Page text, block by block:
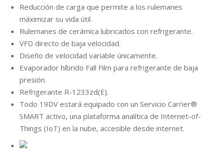
Reducción de carga que permite a los rulemanes
máximizar su vida útil.
Rulemanes de cerámica lubricados con refrigerante.
VFD directo de baja velocidad.
Diseño de velocidad variable únicamente.
Evaporador híbrido Fall Film para refrigerante de baja
presión.
Refrigerante R-1233zd(E).
Todo 19DV estará equipado con un Servicio Carrier®
SMART activo, una plataforma analítica de Internet-of-
Things (IoT) en la nube, accesible desde internet.